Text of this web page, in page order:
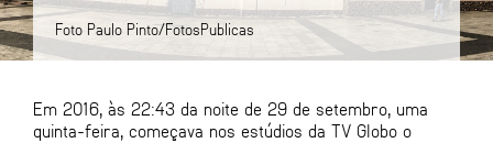
Foto Paulo Pinto/FotosPublicas
Em 2016, às 22:43 da noite de 29 de setembro, uma
quinta-feira, começava nos estúdios da TV Globo o